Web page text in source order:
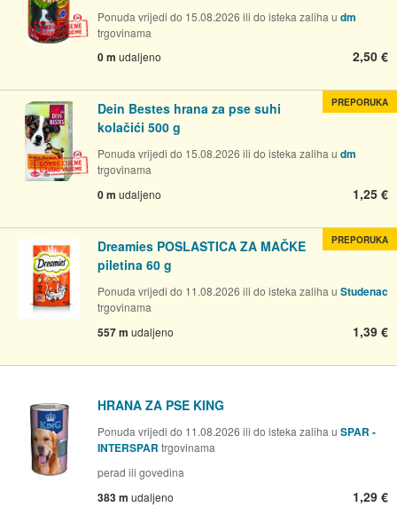
Ponuda vrijedi do 15.08.2026 ili do isteka zaliha u dm
trgovinama
0 m udaljeno 2,50 €
Dein Bestes hrana za pse suhi
kolačići 500 g
Ponuda vrijedi do 15.08.2026 ili do isteka zaliha u dm
trgovinama
0 m udaljeno 1,25 €
PREPORUKA
Dreamies POSLASTICA ZA MAČKE
piletina 60 g
Ponuda vrijedi do 11.08.2026 ili do isteka zaliha u Studenac
trgovinama
557 m udaljeno 1,39 €
PREPORUKA
HRANA ZA PSE KING
Ponuda vrijedi do 11.08.2026 ili do isteka zaliha u SPAR -
INTERSPAR trgovinama
perad ili govedina
383 m udaljeno 1,29 €